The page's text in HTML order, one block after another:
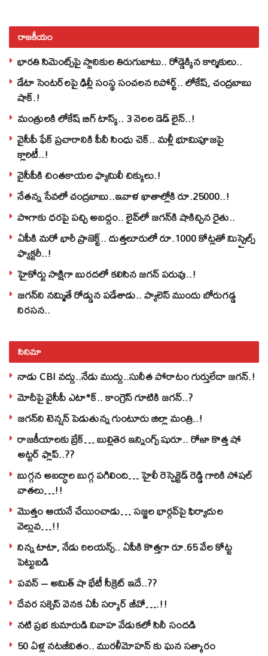
రాజకీయం
భారతి సిమెంట్స్‌పై స్థానికుల తిరుగుబాటు.. రోడ్డెక్కిన కార్మికులు..
డేటా సెంటర్‌లపై ఢిల్లీ సంస్థ సంచలన రిపోర్ట్.. లోకేష్‌, చంద్రబాబు
షాక్‌.!
మంత్రులకి లోకేష్‌ బిగ్‌ టాస్క్‌.. 3 నెలల డెడ్‌ లైన్‌..!
వైసీపీ ఫేక్ ప్రచారానికి పీవీ సింధు చెక్.. మళ్లీ భూమిపూజపై
క్లారిటీ..!
వైసీపీకి చింతకాయల ఫ్యామిలీ చిక్కులు.!
నేతన్న సేవలో చంద్రబాబు..ఇవాళ ఖాతాల్లోకి రూ.25000..!
పొగాకు ధరపై పచ్చి అబద్దం.. లైవ్‌లో జగన్‌కి షాకిచ్చిన రైతు..
ఏపీకి మరో భారీ ప్రాజెక్ట్.. దుత్తలూరులో రూ.1000 కోట్లతో మిస్సైల్స్
ఫ్యాక్టరీ..!
హైకోర్టు సాక్షిగా బురదలో కలిసిన జగన్ పరువు..!
జగన్‌ని నమ్మితే రోడ్డున పడేశాడు.. ప్యాలెస్‌ ముందు బోరుగడ్డ
నిరసన..
సినిమా
నాడు CBI వద్దు..నేడు ముద్దు..సునీత పోరాటం గుర్తులేదా జగన్.!
మోదీపై వైసీపీ ఎటా*క్.. కాంగ్రెస్ గూటికి జగన్..?
జగన్‌ని టెన్షన్‌ పెడుతున్న గుంటూరు జిల్లా మంత్రి..!
రాజకీయాలకు బ్రేక్… బుల్లితెర ఇన్నింగ్స్ షురూ.. రోజా కొత్త షో
అట్టర్ ఫ్లాప్..??
బుగ్గన అబద్ధాల బుగ్గ పగిలింది… హైలీ రెస్పెక్టెడ్‌ రెడ్డి గారికి సోషల్‌
వాతలు…!!
మొత్తం ఆయనే చేయించాడు… సజ్జల భార్గవ్‌పై ఫిర్యాదుల
వెల్లువ…!!
నిన్న టాటా, నేడు రిలయన్స్.. ఏపీకి కొత్తగా రూ.65 వేల కోట్ట
పెట్టుబడి
పవన్‌ – అమిత్‌ షా భేటీ సీక్రెట్‌ ఇదే..??
దేవర సక్సెస్‌ వెనక ఏపీ సర్కార్‌ జీవో….!!
నటి ప్రభ కుమారుడి వివాహ వేడుకలో సినీ సందడి
50 ఏళ్ల నటజీవితం.. మురళీమోహన్ కు ఘన సత్కారం